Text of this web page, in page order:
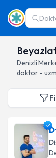
Denizli
doktor -